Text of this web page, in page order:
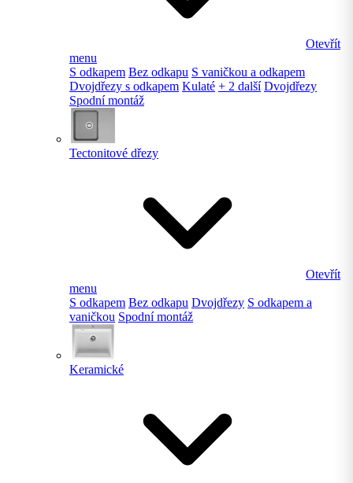
Otevřít
menu
S odkapem Bez odkapu S vaničkou a odkapem
Dvojdřezy s odkapem Kulaté + 2 další Dvojdřezy
Spodní montáž
Tectonitové dřezy
Otevřít
menu
S odkapem Bez odkapu Dvojdřezy S odkapem a
vaničkou Spodní montáž
Keramické